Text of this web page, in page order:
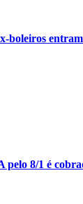
boleiros
pelo 8/1 é